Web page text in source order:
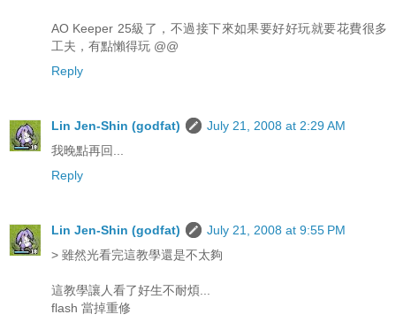
AO Keeper 25級了，不過接下來如果要好好玩就要花費很多
工夫，有點懶得玩 @@
Reply
Lin Jen-Shin (godfat)
July 21, 2008 at 2:29 AM
我晚點再回...
Reply
Lin Jen-Shin (godfat)
July 21, 2008 at 9:55 PM
> 雖然光看完這教學還是不太夠
這教學讓人看了好生不耐煩...
flash 當掉重修